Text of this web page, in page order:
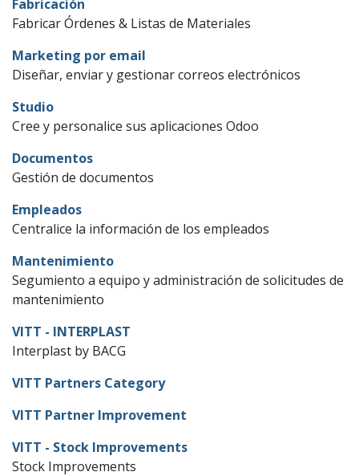
Fabricación
Fabricar Órdenes & Listas de Materiales
Marketing por email
Diseñar, enviar y gestionar correos electrónicos
Studio
Cree y personalice sus aplicaciones Odoo
Documentos
Gestión de documentos
Empleados
Centralice la información de los empleados
Mantenimiento
Segumiento a equipo y administración de solicitudes de
mantenimiento
VITT - INTERPLAST
Interplast by BACG
VITT Partners Category
VITT Partner Improvement
VITT - Stock Improvements
Stock Improvements